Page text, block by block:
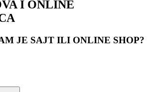
I ONLINE
JE SAJT ILI ONLINE SHOP?